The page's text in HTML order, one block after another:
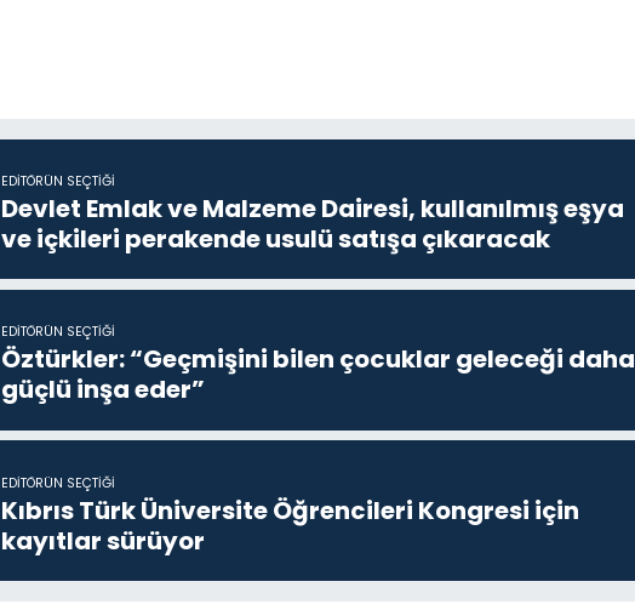
EDITÖRÜN SEÇTIĞI
Devlet Emlak ve Malzeme Dairesi, kullanılmış eşya
ve içkileri perakende usulü satışa çıkaracak
EDITÖRÜN SEÇTIĞI
Öztürkler: “Geçmişini bilen çocuklar geleceği daha
güçlü inşa eder”
EDITÖRÜN SEÇTIĞI
Kıbrıs Türk Üniversite Öğrencileri Kongresi için
kayıtlar sürüyor